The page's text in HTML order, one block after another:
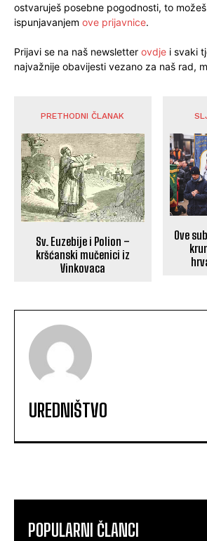
ostvaruješ posebne pogodnosti, to
ispunjavanjem ove prijavnice.
Prijavi se na naš newsletter ovdje i svaki
najvažnije obavijesti vezano za naš rad,
PRETHODNI ČLANAK
Sv. Euzebije i Polion –
kršćanski mučenici iz
Vinkovaca
Ove
UREDNIŠTVO
POPULARNI ČLANCI